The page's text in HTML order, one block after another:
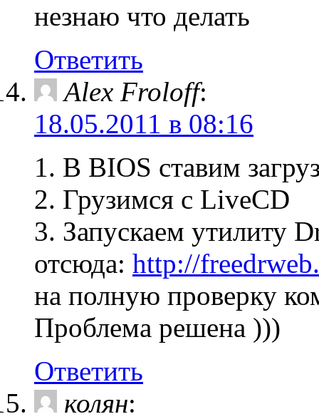
незнаю что делать
Ответить
Alex Froloff:
18.05.2011 в 08:16
1. В BIOS ставим
2. Грузимся с LiveCD
3. Запускаем утилиту
отсюда: http://
на полную проверку
Проблема решена )))
Ответить
колян: